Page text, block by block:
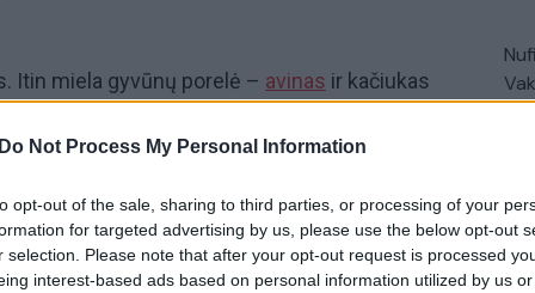
Do Not Process My Personal Information
opt-out of the sale, sharing to third parties, or processing of your
for targeted advertising by us, please use the below opt-out
selection. Please note that after your opt-out request is processed
interest-based ads based on personal information utilized by us
Itin miela gyvūnų porelė – avinas ir kačiukas
reginys nustebins ir pralinksmins net pačius
gyvūnų draugija.
augintiniai draugystė mielas vaizdelis